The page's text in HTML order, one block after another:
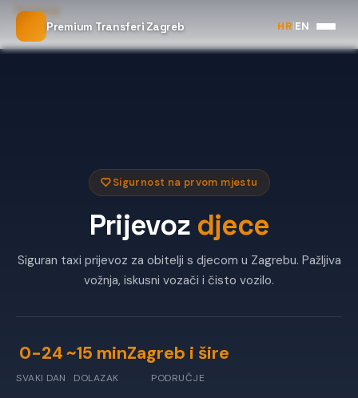
Premium Transferi Zagreb HR|EN
Početna
Prijevoz djece
Sigurnost na prvom mjestu
Prijevoz djece
Siguran taxi prijevoz za obitelji s djecom u Zagrebu. Pažljiva
vožnja, iskusni vozači i čisto vozilo.
0-24
SVAKI DAN
~15 min
DOLAZAK
Zagreb i šire
PODRUČJE